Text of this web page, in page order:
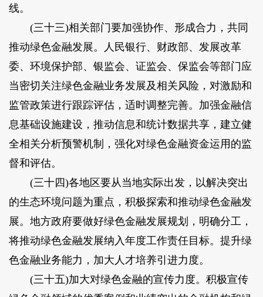
线。
(三十三)相关部门要加强协作、形成合力，共同
推动绿色金融发展。人民银行、财政部、发展改革
委、环境保护部、银监会、证监会、保监会等部门应
当密切关注绿色金融业务发展及相关风险，对激励和
监管政策进行跟踪评估，适时调整完善。加强金融信
息基础设施建设，推动信息和统计数据共享，建立健
全相关分析预警机制，强化对绿色金融资金运用的监
督和评估。
(三十四)各地区要从当地实际出发，以解决突出
的生态环境问题为重点，积极探索和推动绿色金融发
展。地方政府要做好绿色金融发展规划，明确分工，
将推动绿色金融发展纳入年度工作责任目标。提升绿
色金融业务能力，加大人才培养引进力度。
(三十五)加大对绿色金融的宣传力度。积极宣传